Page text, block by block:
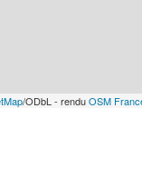
/ODbL - renduOSM